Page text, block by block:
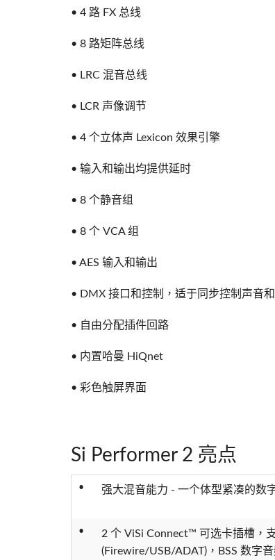
• 4 路 FX 总线
• 8 路矩阵总线
• LRC 混音总线
• LCR 声像调节
• 4 个立体声 Lexicon 效果引擎
• 输入和输出均提供延时
• 8 个静音组
• 8 个 VCA 组
• AES 输入和输出
• DMX 接口和控制，适于同步控制声音
• 自由分配插件回路
• 内置哈曼 HiQnet
• 彩色触屏界面
Si Performer 2 亮点
• 强大混音能力 - 一个体型紧凑的数
•
2 个 ViSi Connect™ 可选卡插槽，
(Firewire/USB/ADAT)，BSS 数字